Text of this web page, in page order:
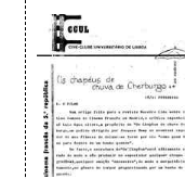
Página(s):